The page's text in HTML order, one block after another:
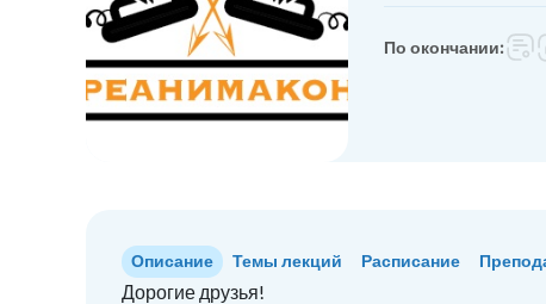
По окончании:
Описание Темы лекций Расписание
Дорогие друзья!